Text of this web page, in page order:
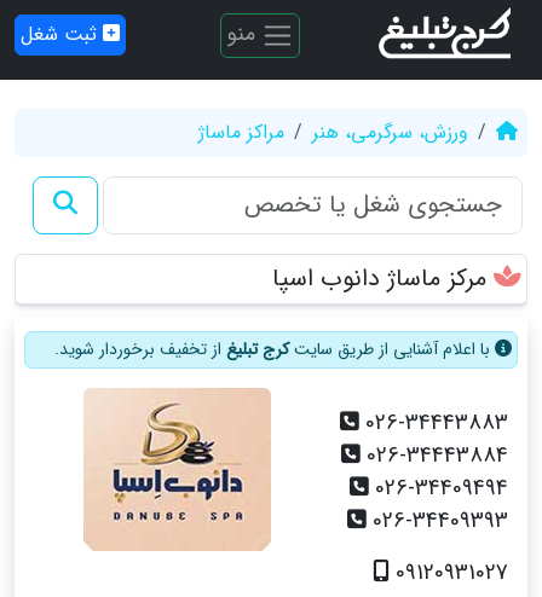
منو ثبت شغل
ورزش، سرگرمی، هنر مراکز ماساژ
مرکز ماساژ دانوب اسپا
با اعلام آشنایی از طریق سایتکرج تبلیغ از تخفیف برخوردار شوید.
026-34443883
026-34443884
026-34409494
026-34409393
09120931027